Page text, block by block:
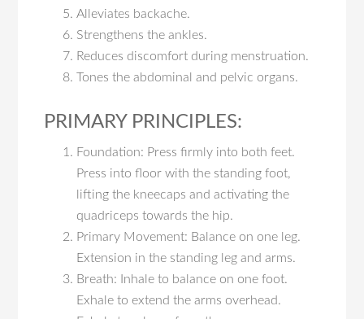
Alleviates backache.
Strengthens the ankles.
Reduces discomfort during menstruation.
Tones the abdominal and pelvic organs.
PRIMARY PRINCIPLES:
Foundation: Press firmly into both feet.
Press into floor with the standing foot,
lifting the kneecaps and activating the
quadriceps towards the hip.
Primary Movement: Balance on one leg.
Extension in the standing leg and arms.
Breath: Inhale to balance on one foot.
Exhale to extend the arms overhead.